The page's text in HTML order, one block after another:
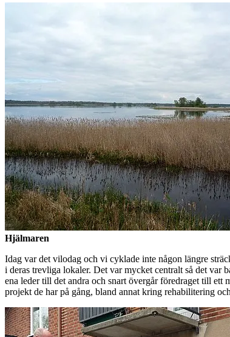
Hjälmaren
Idag var det vilodag och vi cyklade inte någon längre
i deras trevliga lokaler. Det var mycket centralt så det
ena leder till det andra och snart övergår föredraget till ett
projekt de har på gång, bland annat kring rehabilitering